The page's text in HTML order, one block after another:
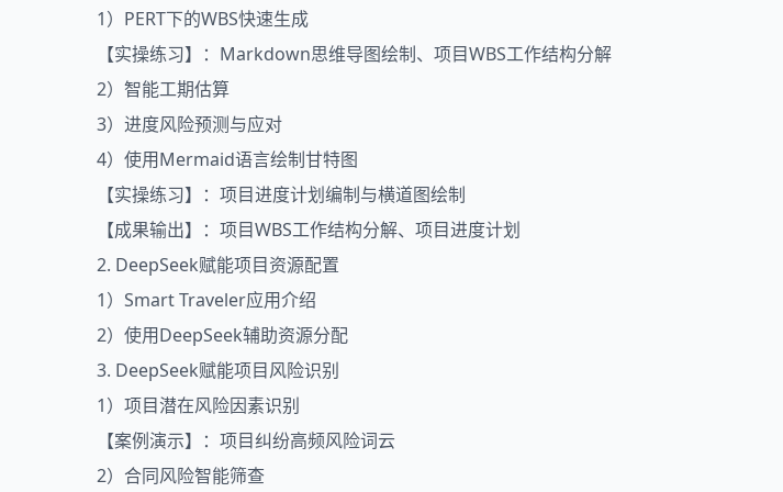
1）PERT下的WBS快速生成
【实操练习】：Markdown思维导图绘制、项目WBS工作结构分解
2）智能工期估算
3）进度风险预测与应对
4）使用Mermaid语言绘制甘特图
【实操练习】：项目进度计划编制与横道图绘制
【成果输出】：项目WBS工作结构分解、项目进度计划
2. DeepSeek赋能项目资源配置
1）Smart Traveler应用介绍
2）使用DeepSeek辅助资源分配
3. DeepSeek赋能项目风险识别
1） 项目潜在风险因素识别
【案例演示】：项目纠纷高频风险词云
2） 合同风险智能筛查